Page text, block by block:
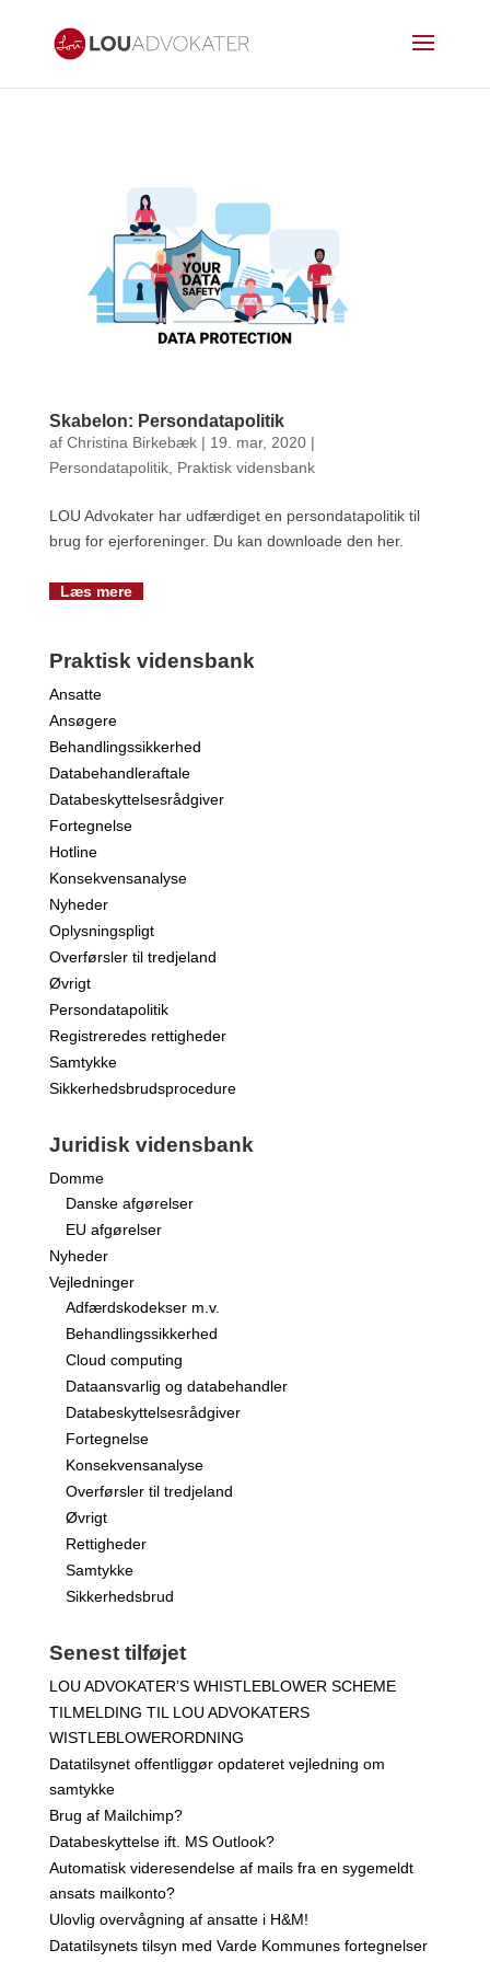
Skabelon: Persondatapolitik
af Christina Birkebæk| 19. mar, 2020|
Persondatapolitik, Praktisk vidensbank
LOU Advokater har udfærdiget en persondatapolitik til
brug for ejerforeninger. Du kan downloade den her.
Læs mere
Praktisk vidensbank
Ansatte
Ansøgere
Behandlingssikkerhed
Databehandleraftale
Databeskyttelsesrådgiver
Fortegnelse
Hotline
Konsekvensanalyse
Nyheder
Oplysningspligt
Overførsler til tredjeland
Øvrigt
Persondatapolitik
Registreredes rettigheder
Samtykke
Sikkerhedsbrudsprocedure
Juridisk vidensbank
Domme
Danske afgørelser
EU afgørelser
Nyheder
Vejledninger
Adfærdskodekser m.v.
Behandlingssikkerhed
Cloud computing
Dataansvarlig og databehandler
Databeskyttelsesrådgiver
Fortegnelse
Konsekvensanalyse
Overførsler til tredjeland
Øvrigt
Rettigheder
Samtykke
Sikkerhedsbrud
Senest tilføjet
LOU ADVOKATER’S WHISTLEBLOWER SCHEME
TILMELDING TIL LOU ADVOKATERS
WISTLEBLOWERORDNING
Datatilsynet offentliggør opdateret vejledning om
samtykke
Brug af Mailchimp?
Databeskyttelse ift. MS Outlook?
Automatisk videresendelse af mails fra en sygemeldt
ansats mailkonto?
Ulovlig overvågning af ansatte i H&M!
Datatilsynets tilsyn med Varde Kommunes fortegnelser